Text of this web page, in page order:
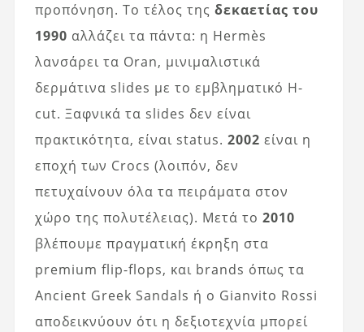
προπόνηση. Το τέλος της δεκαετίας του
1990 αλλάζει τα πάντα: η Hermès
λανσάρει τα Oran, μινιμαλιστικά
δερμάτινα slides με το εμβληματικό H-
cut. Ξαφνικά τα slides δεν είναι
πρακτικότητα, είναι status. 2002 είναι η
εποχή των Crocs (λοιπόν, δεν
πετυχαίνουν όλα τα πειράματα στον
χώρο της πολυτέλειας). Μετά το 2010
βλέπουμε πραγματική έκρηξη στα
premium flip-flops, και brands όπως τα
Ancient Greek Sandals ή ο Gianvito Rossi
αποδεικνύουν ότι η δεξιοτεχνία μπορεί